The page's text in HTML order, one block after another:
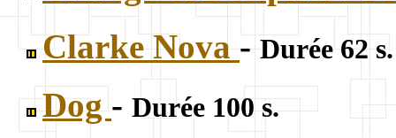
Clarke Nova - Durée 62 s.
Dog- Durée 100 s.